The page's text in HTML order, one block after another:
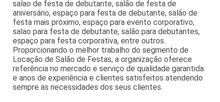
salao de festa de debutante, salão de festa de
aniversário, espaço para festa de debutante, salão de
festa mais próximo, espaço para evento corporativo,
salao para festa de debutante, salão para debutantes,
espaço para festa corporativa, entre outros.
Proporcionando o melhor trabalho do segmento de
Locação de Salão de Festas, a organização oferece
referência no mercado e serviço de qualidade garantida
e anos de experiência e clientes satisfeitos atendendo
sempre as necessidades dos seus clientes.